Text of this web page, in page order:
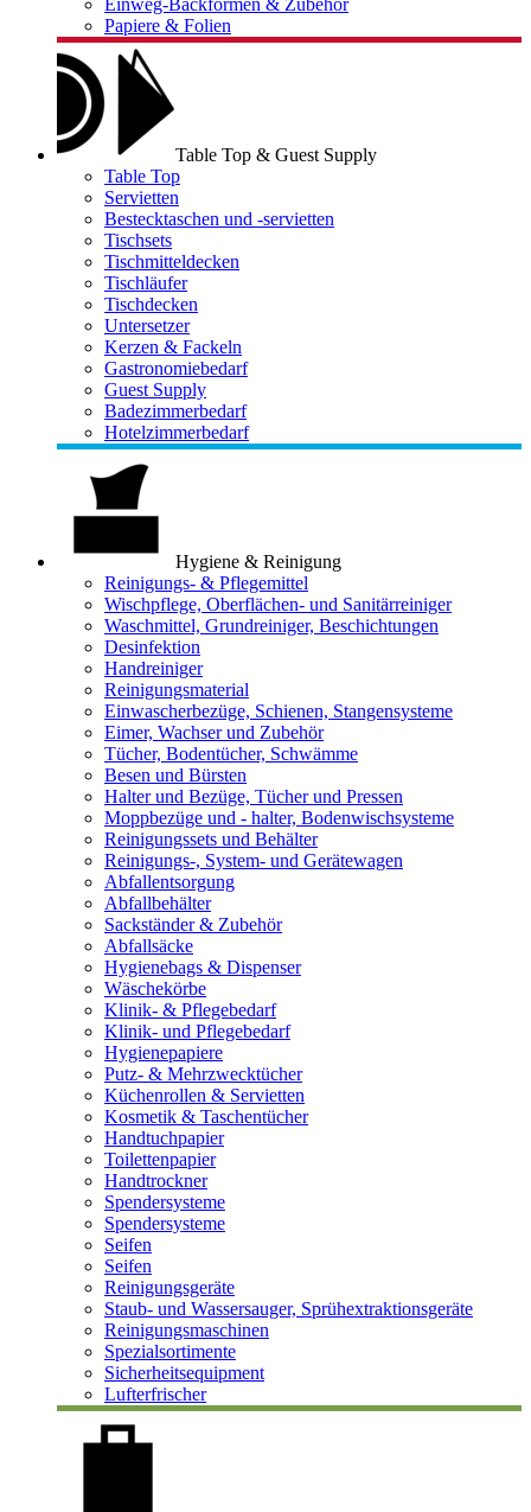
Einweg-Backformen & Zubehör
Papiere & Folien
Table Top & Guest Supply
Table Top
Servietten
Bestecktaschen und -servietten
Tischsets
Tischmitteldecken
Tischläufer
Tischdecken
Untersetzer
Kerzen & Fackeln
Gastronomiebedarf
Guest Supply
Badezimmerbedarf
Hotelzimmerbedarf
Hygiene & Reinigung
Reinigungs- & Pflegemittel
Wischpflege, Oberflächen- und Sanitärreiniger
Waschmittel, Grundreiniger, Beschichtungen
Desinfektion
Handreiniger
Reinigungsmaterial
Einwascherbezüge, Schienen, Stangensysteme
Eimer, Wachser und Zubehör
Tücher, Bodentücher, Schwämme
Besen und Bürsten
Halter und Bezüge, Tücher und Pressen
Moppbezüge und - halter, Bodenwischsysteme
Reinigungssets und Behälter
Reinigungs-, System- und Gerätewagen
Abfallentsorgung
Abfallbehälter
Sackständer & Zubehör
Abfallsäcke
Hygienebags & Dispenser
Wäschekörbe
Klinik- & Pflegebedarf
Klinik- und Pflegebedarf
Hygienepapiere
Putz- & Mehrzwecktücher
Küchenrollen & Servietten
Kosmetik & Taschentücher
Handtuchpapier
Toilettenpapier
Handtrockner
Spendersysteme
Spendersysteme
Seifen
Seifen
Reinigungsgeräte
Staub- und Wassersauger, Sprühextraktionsgeräte
Reinigungsmaschinen
Spezialsortimente
Sicherheitsequipment
Lufterfrischer